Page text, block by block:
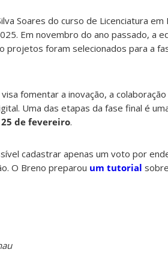
Soares do curso de Licenciatura em
Em novembro do ano passado, a
projetos foram selecionados para a
fomentar a inovação, a
Uma das etapas da fase final é
25 de fevereiro.
cadastrar apenas um voto por
O Breno preparou um tutorial